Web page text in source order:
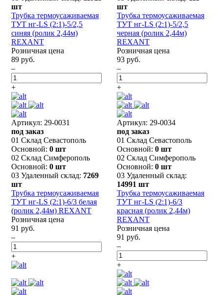
шт
Трубка термоусаживаемая
ТУТ нг-LS (2:1)-5/2,5
синяя (ролик 2,44м)
REXANT
Розничная цена
89 руб.
–
+
шт
Трубка термоусаживаемая
ТУТ нг-LS (2:1)-5/2,5
черная (ролик 2,44м)
REXANT
Розничная цена
93 руб.
–
+
Артикул: 29-0031
под заказ
01 Склад Севастополь
Основной: 0 шт
02 Склад Симферополь
Основной: 0 шт
03 Удаленный склад: 7269
шт
Трубка термоусаживаемая
ТУТ нг-LS (2:1)-6/3 белая
(ролик 2,44м) REXANT
Розничная цена
91 руб.
–
+
Артикул: 29-0034
под заказ
01 Склад Севастополь
Основной: 0 шт
02 Склад Симферополь
Основной: 0 шт
03 Удаленный склад:
14991 шт
Трубка термоусаживаемая
ТУТ нг-LS (2:1)-6/3
красная (ролик 2,44м)
REXANT
Розничная цена
91 руб.
–
+